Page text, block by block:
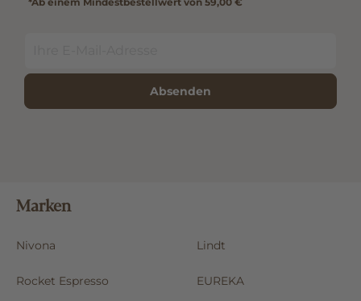
Absenden
Marken
Nivona Lindt
Rocket Espresso EUREKA